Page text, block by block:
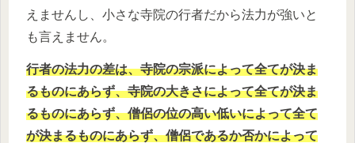
えませんし、小さな寺院の行者だから法力が強いと
も言えません。
行者の法力の差は、寺院の宗派によって全てが決ま
るものにあらず、寺院の大きさによって全てが決ま
るものにあらず、僧侶の位の高い低いによって全て
が決まるものにあらず、僧侶であるか否かによって